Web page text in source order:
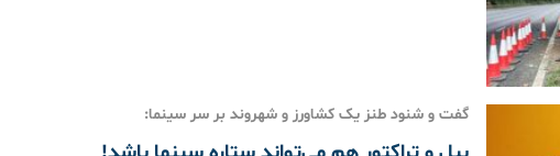
گفت و شنود طنز یک کشاورز و شهروند بر سر سینما: